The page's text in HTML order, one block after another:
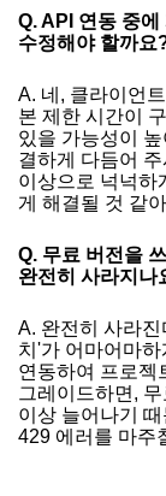
Q. API 연동 중
수정해야 할까요
A. 네, 클라이언
본 제한 시간이
있을 가능성이
결하게 다듬어
이상으로 넉넉하
게 해결될 것 같
Q. 무료 버전을
완전히 사라지나
A. 완전히 사라진
치'가 어마어마
연동하여 프로젝
그레이드하면,
이상 늘어나기
429 에러를 마주